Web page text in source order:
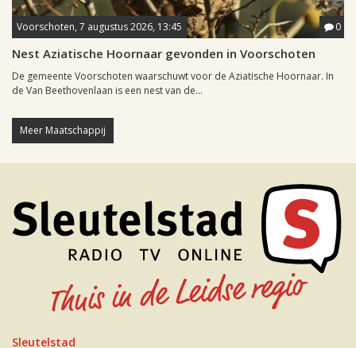
Voorschoten, 7 augustus 2026, 13:45 0
Nest Aziatische Hoornaar gevonden in Voorschoten
De gemeente Voorschoten waarschuwt voor de Aziatische Hoornaar. In
de Van Beethovenlaan is een nest van de...
Meer Maatschappij
Sleutelstad